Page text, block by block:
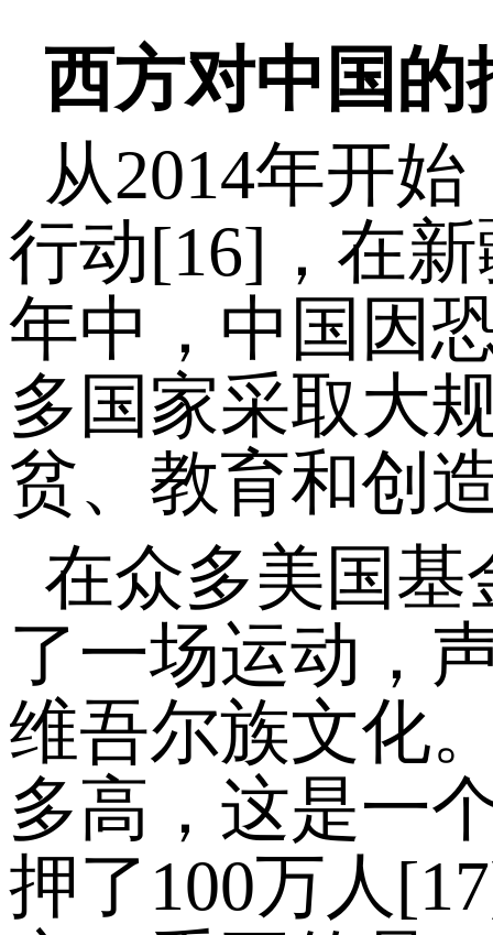
西方对中国
从2014年开
行动[16]，在
年中，中国因
多国家采取大
贫、教育和创
在众多美国基
了一场运动，
维吾尔族文化
多高，这是一
押了100万人